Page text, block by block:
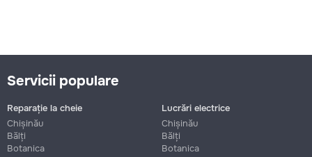
Servicii populare
Reparație la cheie
Chișinău
Bălți
Botanica
Lucrări electrice
Chișinău
Bălți
Botanica